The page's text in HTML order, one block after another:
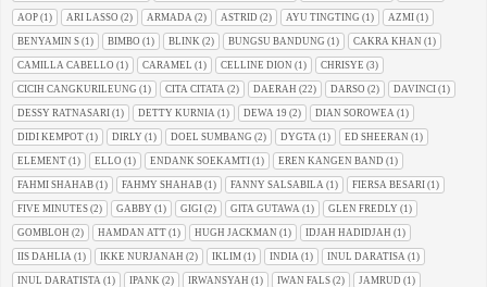
AOP (1) ARI LASSO (2) ARMADA (2) ASTRID (2) AYU TINGTING (1) AZMI (1)
BENYAMIN S (1) BIMBO (1) BLINK (2) BUNGSU BANDUNG (1) CAKRA KHAN (1)
CAMILLA CABELLO (1) CARAMEL (1) CELLINE DION (1) CHRISYE (3)
CICIH CANGKURILEUNG (1) CITA CITATA (2) DAERAH (22) DARSO (2) DAVINCI (1)
DESSY RATNASARI (1) DETTY KURNIA (1) DEWA 19 (2) DIAN SOROWEA (1)
DIDI KEMPOT (1) DIRLY (1) DOEL SUMBANG (2) DYGTA (1) ED SHEERAN (1)
ELEMENT (1) ELLO (1) ENDANK SOEKAMTI (1) EREN KANGEN BAND (1)
FAHMI SHAHAB (1) FAHMY SHAHAB (1) FANNY SALSABILA (1) FIERSA BESARI (1)
FIVE MINUTES (2) GABBY (1) GIGI (2) GITA GUTAWA (1) GLEN FREDLY (1)
GOMBLOH (2) HAMDAN ATT (1) HUGH JACKMAN (1) IDJAH HADIDJAH (1)
IIS DAHLIA (1) IKKE NURJANAH (2) IKLIM (1) INDIA (1) INUL DARATISA (1)
INUL DARATISTA (1) IPANK (2) IRWANSYAH (1) IWAN FALS (2) JAMRUD (1)